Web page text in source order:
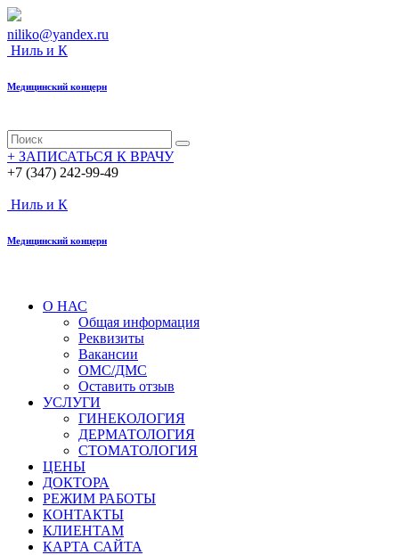
niliko@yandex.ru
Ниль и К
Медицинский концерн
+ ЗАПИСАТЬСЯ К ВРАЧУ
+7 (347) 242-99-49
Ниль и К
Медицинский концерн
О НАС
Общая информация
Реквизиты
Вакансии
ОМС/ДМС
Оставить отзыв
УСЛУГИ
ГИНЕКОЛОГИЯ
ДЕРМАТОЛОГИЯ
СТОМАТОЛОГИЯ
ЦЕНЫ
ДОКТОРА
РЕЖИМ РАБОТЫ
КОНТАКТЫ
КЛИЕНТАМ
КАРТА САЙТА